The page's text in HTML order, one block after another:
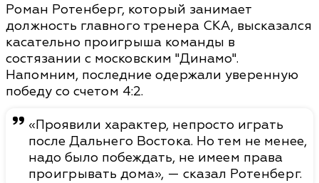
Роман Ротенберг, который занимает
должность главного тренера СКА, высказался
касательно проигрыша команды в
состязании с московским "Динамо".
Напомним, последние одержали уверенную
победу со счетом 4:2.
«Проявили характер, непросто играть
после Дальнего Востока. Но тем не менее,
надо было побеждать, не имеем права
проигрывать дома», — сказал Ротенберг.